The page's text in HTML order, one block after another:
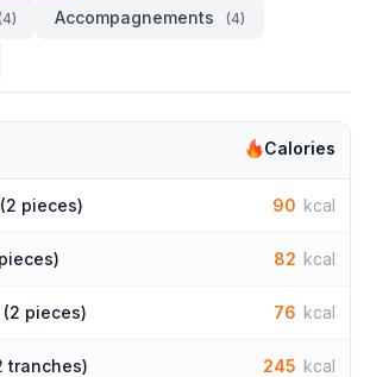
Accompagnements (4)
Calories
pieces) 90 kcal
82 kcal
pieces) 76 kcal
tranches) 245 kcal